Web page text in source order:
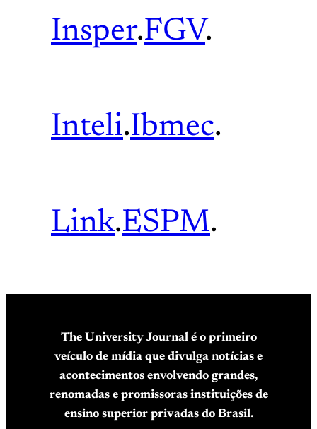
Insper.FGV.
Inteli.Ibmec.
Link.ESPM.
The University Journal é o primeiro
veículo de mídia que divulga notícias e
acontecimentos envolvendo grandes,
renomadas e promissoras instituições de
ensino superior privadas do Brasil.